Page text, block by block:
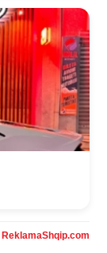
ReklamaShqip.com